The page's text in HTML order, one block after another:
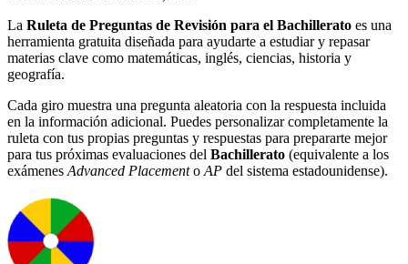
La Ruleta de Preguntas de Revisión para el Bachillerato es una
herramienta gratuita diseñada para ayudarte a estudiar y repasar
materias clave como matemáticas, inglés, ciencias, historia y
geografía.
Cada giro muestra una pregunta aleatoria con la respuesta incluida
en la información adicional. Puedes personalizar completamente la
ruleta con tus propias preguntas y respuestas para prepararte mejor
para tus próximas evaluaciones del Bachillerato (equivalente a los
exámenes Advanced Placemento AP del sistema estadounidense).